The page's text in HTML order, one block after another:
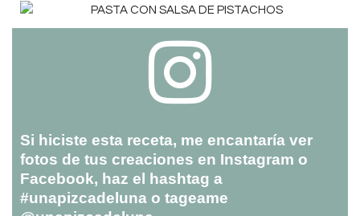
Si hiciste esta receta, me encantaría ver
fotos de tus creaciones en Instagram o
Facebook, haz el hashtag a
#unapizcadeluna o tageame